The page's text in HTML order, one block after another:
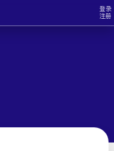
登录
注册